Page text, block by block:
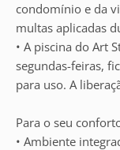
condomínio e da
multas aplicadas
• A piscina do Art
segundas-feiras,
para uso. A
Para o seu
• Ambiente